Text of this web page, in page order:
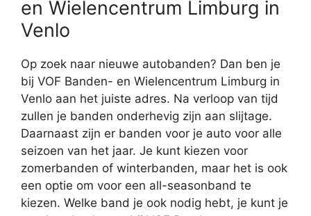
en Wielencentrum Limburg in
Venlo
Op zoek naar nieuwe autobanden? Dan ben je
bij VOF Banden- en Wielencentrum Limburg in
Venlo aan het juiste adres. Na verloop van tijd
zullen je banden onderhevig zijn aan slijtage.
Daarnaast zijn er banden voor je auto voor alle
seizoen van het jaar. Je kunt kiezen voor
zomerbanden of winterbanden, maar het is ook
een optie om voor een all-seasonband te
kiezen. Welke band je ook nodig hebt, je kunt je